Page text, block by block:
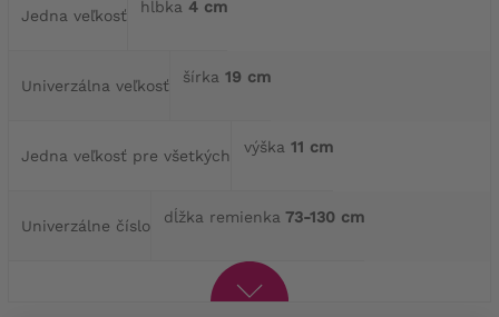
Jedna veľkosť hĺbka 4 cm
Univerzálna veľkosť šírka 19 cm
Jedna veľkosť pre všetkých výška 11 cm
Univerzálne číslo dĺžka remienka 73-130 cm